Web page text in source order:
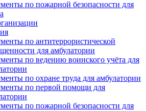
по пожарной безопасности для
по антитеррористической
для амбулатории
по ведению воинского учёта для
по охране труда для амбулатории
по первой помощи для
по пожарной безопасности для